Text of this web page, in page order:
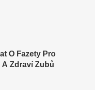
O Fazety Pro
Zdraví Zubů